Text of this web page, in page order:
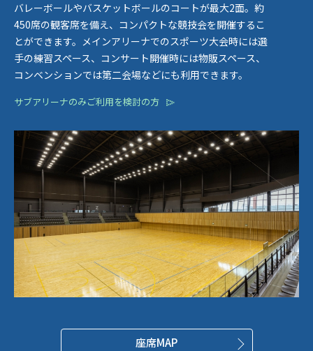
バレーボールやバスケットボールのコートが最大2面。約
450席の観客席を備え、コンパクトな競技会を開催するこ
とができます。メインアリーナでのスポーツ大会時には選
手の練習スペース、コンサート開催時には物販スペース、
コンベンションでは第二会場などにも利用できます。
サブアリーナのみご利用を検討の方
座席MAP